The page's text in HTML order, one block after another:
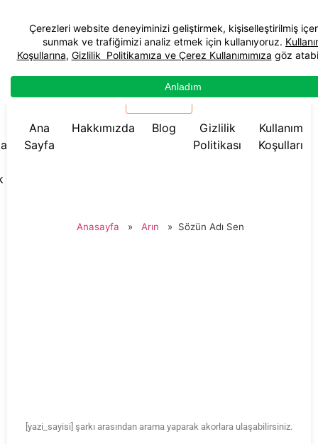
☰ Menü
Ana
Sayfa
Hakkımızda Blog
Gizlilik
Politikası
Kullanım
Koşulları
Anasayfa » Arın » Sözün Adı Sen
[yazi_sayisi] şarkı arasından arama yaparak akorlara ulaşabilirsiniz.